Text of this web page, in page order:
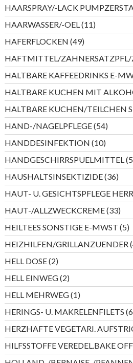
HAARSPRAY/-LACK
HAARWASSER/-OEL 1111
Produkte
HAFERFLOCKEN 4949
Produkte
HAFTMITTEL/
HALTBARE KAFFEEDRINKS E-
HALTBARE KUCHEN MIT
HALTBARE KUCHEN/TEILCHEN
HAND-/NAGELPFLEGE 5454
HANDDESINFEKTION 1010
HANDGESCHIRRSPUELMITTEL
HAUSHALTSINSEKTIZIDE 3636
HAUT- U. GESICHTSPFLEGE
HAUT-/ALLZWECKCREME 3333
HEILTEES SONSTIGE E-MWST 55
HEIZHILFEN/GRILLANZUENDER
HELL DOSE 22
Produkte
HELL EINWEG 22
Produkte
HELL MEHRWEG 11
Produkt
HERINGS- U. MAKRELENFILETS
HERZHAFTE VEGETARI.
HILFSSTOFFE VEREDEL.BAKE OFF